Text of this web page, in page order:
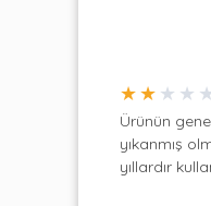
★★ ★ ★
Ürünün
yıkanmış
yıllardır